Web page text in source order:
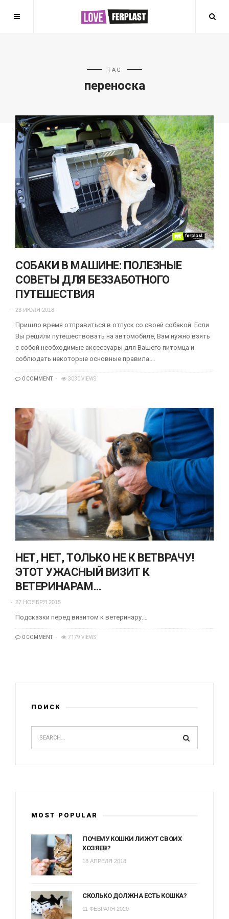
TAG
переноска
СОБАКИ В МАШИНЕ: ПОЛЕЗНЫЕ
СОВЕТЫ ДЛЯ БЕЗЗАБОТНОГО
ПУТЕШЕСТВИЯ
23 ИЮЛЯ 2018
Пришло время отправиться в отпуск со своей собакой. Если
Вы решили путешествовать на автомобиле, Вам нужно взять
с собой необходимые аксессуары для Вашего питомца и
соблюдать некоторые основные правила.…
0 COMMENT 3030 VIEWS
НЕТ, НЕТ, ТОЛЬКО НЕ К ВЕТВРАЧУ!
ЭТОТ УЖАСНЫЙ ВИЗИТ К
ВЕТЕРИНАРАМ…
27 НОЯБРЯ 2015
Подсказки перед визитом к ветеринару.…
0 COMMENT 7179 VIEWS
ПОИСК
MOST POPULAR
ПОЧЕМУ КОШКИ ЛИЖУТ СВОИХ
ХОЗЯЕВ?
18 АПРЕЛЯ 2018
СКОЛЬКО ДОЛЖНА ЕСТЬ КОШКА?
11 ФЕВРАЛЯ 2020